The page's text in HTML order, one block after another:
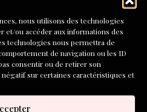
nous utilisons des technologies
et/ou accéder aux informations des
technologies nous permettra de
de navigation ou les ID
consentir ou de retirer son
sur certaines caractéristiques et
« Détour(s) »